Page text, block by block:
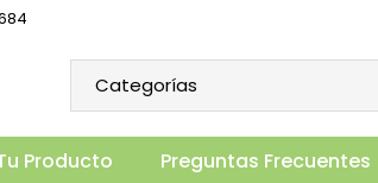
Producto Preguntas Frecuentes
(90 CÁPSULAS)
Especificaciones Productos Relacionados